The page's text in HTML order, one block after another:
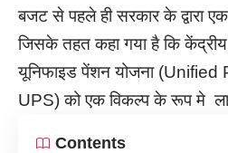
बजट से पहले ही सरकार के द्वारा
जिसके तहत कहा गया है कि केंद्रीय
यूनिफाइड पेंशन योजना
UPS) को एक विकल्प के रूप मे
Contents